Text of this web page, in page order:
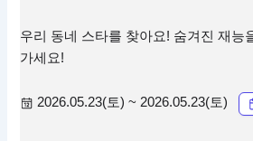
우리 동네 스타를 찾아요! 숨겨진 재능
가세요!
2026.05.23(토) ~ 2026.05.23(토)